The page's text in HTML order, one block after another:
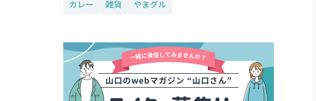
カレー
雑貨 やまグル